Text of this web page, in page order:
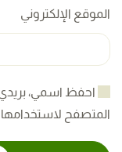
الموقع الإلكتروني
احفظ اسمي، بريدي
المتصفح لاستخدامها